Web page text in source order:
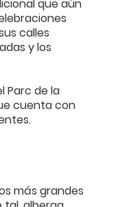
que aún
calles
y los
Parc de la
cuenta con
más grandes